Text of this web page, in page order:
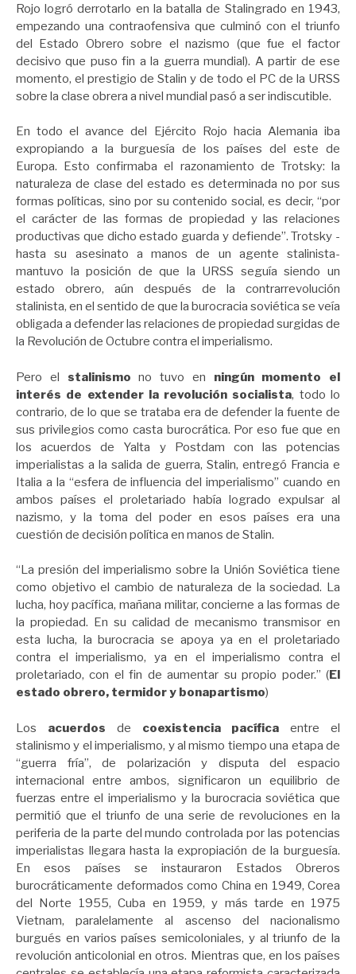
Rojo logró derrotarlo en la batalla de Stalingrado en 1943,
empezando una contraofensiva que culminó con el triunfo
del Estado Obrero sobre el nazismo (que fue el factor
decisivo que puso fin a la guerra mundial). A partir de ese
momento, el prestigio de Stalin y de todo el PC de la URSS
sobre la clase obrera a nivel mundial pasó a ser indiscutible.
En todo el avance del Ejército Rojo hacia Alemania iba
expropiando a la burguesía de los países del este de
Europa. Esto confirmaba el razonamiento de Trotsky: la
naturaleza de clase del estado es determinada no por sus
formas políticas, sino por su contenido social, es decir, “por
el carácter de las formas de propiedad y las relaciones
productivas que dicho estado guarda y defiende”. Trotsky -
hasta su asesinato a manos de un agente stalinista-
mantuvo la posición de que la URSS seguía siendo un
estado obrero, aún después de la contrarrevolución
stalinista, en el sentido de que la burocracia soviética se veía
obligada a defender las relaciones de propiedad surgidas de
la Revolución de Octubre contra el imperialismo.
Pero el stalinismo no tuvo en ningún momento el
interés de extender la revolución socialista, todo lo
contrario, de lo que se trataba era de defender la fuente de
sus privilegios como casta burocrática. Por eso fue que en
los acuerdos de Yalta y Postdam con las potencias
imperialistas a la salida de guerra, Stalin, entregó Francia e
Italia a la “esfera de influencia del imperialismo” cuando en
ambos países el proletariado había logrado expulsar al
nazismo, y la toma del poder en esos países era una
cuestión de decisión política en manos de Stalin.
“La presión del imperialismo sobre la Unión Soviética tiene
como objetivo el cambio de naturaleza de la sociedad. La
lucha, hoy pacífica, mañana militar, concierne a las formas de
la propiedad. En su calidad de mecanismo transmisor en
esta lucha, la burocracia se apoya ya en el proletariado
contra el imperialismo, ya en el imperialismo contra el
proletariado, con el fin de aumentar su propio poder.” (El
estado obrero, termidor y bonapartismo)
Los acuerdos de coexistencia pacífica entre el
stalinismo y el imperialismo, y al mismo tiempo una etapa de
“guerra fría”, de polarización y disputa del espacio
internacional entre ambos, significaron un equilibrio de
fuerzas entre el imperialismo y la burocracia soviética que
permitió que el triunfo de una serie de revoluciones en la
periferia de la parte del mundo controlada por las potencias
imperialistas llegara hasta la expropiación de la burguesía.
En esos países se instauraron Estados Obreros
burocráticamente deformados como China en 1949, Corea
del Norte 1955, Cuba en 1959, y más tarde en 1975
Vietnam, paralelamente al ascenso del nacionalismo
burgués en varios países semicoloniales, y al triunfo de la
revolución anticolonial en otros. Mientras que, en los países